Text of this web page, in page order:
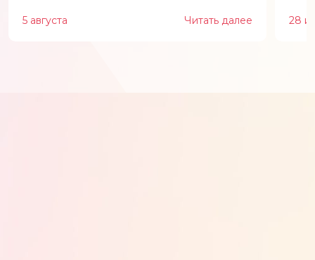
5 августа Читать далее 28